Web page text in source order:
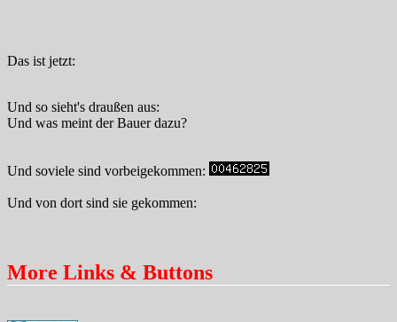
Das ist jetzt:
Und so sieht's draußen aus:
Und was meint der Bauer dazu?
Und soviele sind vorbeigekommen:
Und von dort sind sie gekommen:
More Links & Buttons